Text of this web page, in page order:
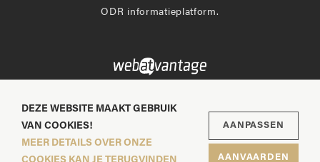
ODR informatieplatform.
DEZE WEBSITE MAAKT GEBRUIK
VAN COOKIES!
MEER DETAILS OVER ONZE
AANPASSEN
AANVAARDEN